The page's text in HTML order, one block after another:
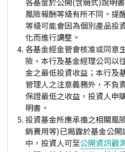
風險報酬等級有所不同。提
等級可能會因為個別產品投
化而進行調整。
各基金經金管會核准或同意
險，本行及基金經理公司以
金之最低投資收益；本行及
管理人之注意義務外，不負
保證最低之收益，投資人申
明書。
投資基金所應承擔之相關風
銷費用等)已揭露於基金公
中，投資人可至公開資訊觀